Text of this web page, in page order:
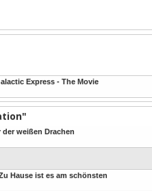
Express - The Movie
weißen Drachen
Hause ist es am schönsten